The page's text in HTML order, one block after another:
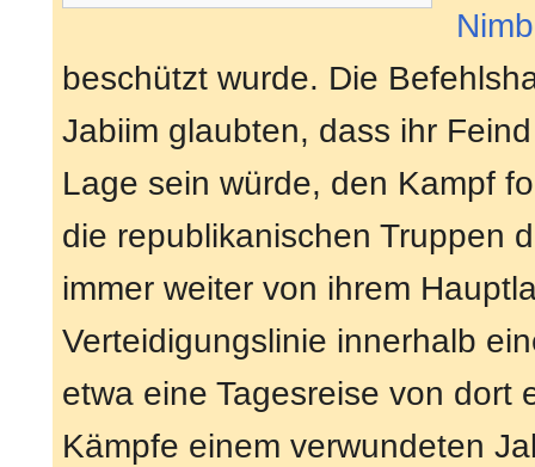
beschützt wurde. Die
Jabiim glaubten, dass ihr
Lage sein würde, den Kampf
die republikanischen Truppen
immer weiter von ihrem
Verteidigungslinie innerhalb
etwa eine Tagesreise von dort
Kämpfe einem verwundeten